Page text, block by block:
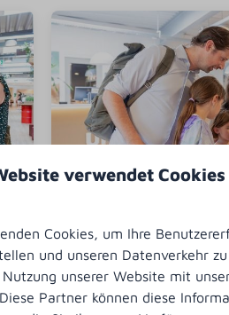
Praktische
verwendet Cookies
Cookies, um Ihre
und unseren Datenverkehr
unserer Website mit
Partner können diese